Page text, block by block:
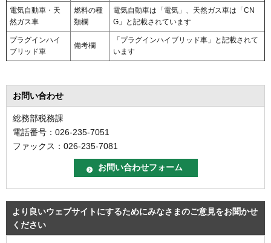
電気自動車・天
然ガス車
燃料の種
類欄
電気自動車は「電気」、天然ガス車は「CN
G」と記載されています
プラグインハイ
ブリッド車
備考欄
「プラグインハイブリッド車」と記載されて
います
お問い合わせ
総務部税務課
電話番号：026-235-7051
ファックス：026-235-7081
より良いウェブサイトにするためにみなさまのご意見をお聞かせ
ください